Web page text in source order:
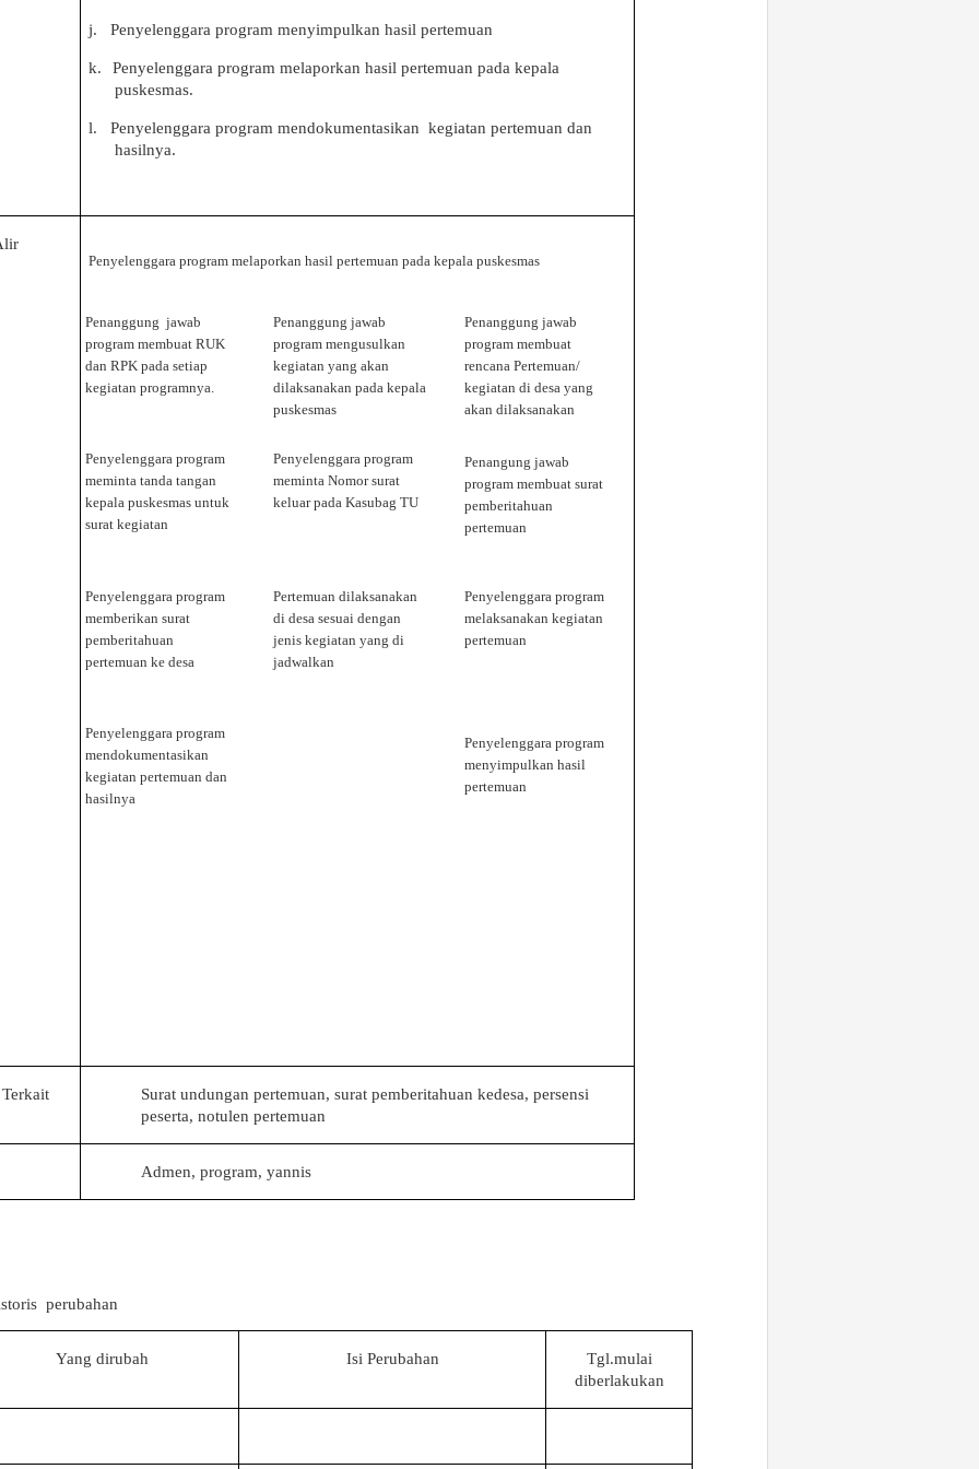
j. Penyelenggara program menyimpulkan hasil pertemuan
k.
Penyelenggara program melaporkan hasil pertemuan pada kepala
puskesmas.
l. Penyelenggara program mendokumentasikan kegiatan pertemuan dan
hasilnya.
Penyelenggara program melaporkan hasil pertemuan pada kepala puskesmas
Penangung jawab
program membuat surat
pemberitahuan
pertemuan
Penyelenggara program
menyimpulkan hasil
pertemuan
Penyelenggara program
mendokumentasikan
kegiatan pertemuan dan
hasilnya
Pertemuan dilaksanakan
di desa sesuai dengan
jenis kegiatan yang di
jadwalkan
Penyelenggara program
memberikan surat
pemberitahuan
pertemuan ke desa
Penyelenggara program
melaksanakan kegiatan
pertemuan
Penyelenggara program
meminta Nomor surat
keluar pada Kasubag TU
Penyelenggara program
meminta tanda tangan
kepala puskesmas untuk
surat kegiatan
Penanggung jawab
program membuat
rencana Pertemuan/
kegiatan di desa yang
akan dilaksanakan
Penanggung jawab
program mengusulkan
kegiatan yang akan
dilaksanakan pada kepala
puskesmas
Penanggung jawab
program membuat RUK
dan RPK pada setiap
kegiatan programnya.
Surat undungan pertemuan, surat pemberitahuan kedesa, persensi
peserta, notulen pertemuan
Admen, program, yannis
perubahan
Yang dirubah Isi Perubahan
Tgl.mulai
diberlakukan